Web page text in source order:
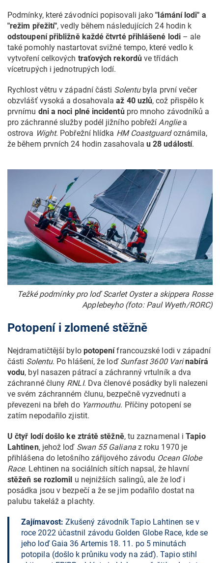
Podmínky, které závodníci popisovali jako"lámání lodi" a
"režim přežití", vedly během následujících 24 hodin k
odstoupení přibližně každé čtvrté přihlášené lodi– ale
také pomohly nastartovat svižné tempo, které vedlo k
vytvoření celkových traťových rekordůve třídách
vícetrupých i jednotrupých lodí.
Rychlost větru v západní části Solentubyla první večer
obzvlášť vysoká a dosahovalaaž 40 uzlů, což přispělo k
prvnímu dni a noci plné incidentůpro mnoho závodníků a
pro záchranné služby podél jižního pobřežíAngliea
ostrova Wight. Pobřežní hlídka HM Coastguardoznámila,
že během prvních 24 hodin zasahovala u 28 událostí.
Težké podmínky pro loď Scarlet Oyster a skippera Rosse
Applebeyho (foto: Paul Wyeth/RORC)
Potopení i zlomené stěžně
Nejdramatičtější bylo potopenífrancouzské lodi v západní
části Solentu. Po hlášení, že loď Sunfast 3600 Varinabírá
vodu, byl nasazen pátrací a záchranný vrtulník a dva
záchranné čluny RNLI. Dva členové posádky byli nalezeni
ve svém záchranném člunu, bezpečně vyzvednuti a
převezeni na břeh do Yarmouthu. Příčiny potopení se
zatím nepodařilo zjistit.
U čtyř lodí došlo ke ztrátě stěžně, tu zaznamenal iTapio
Lahtinen, jehož loď Swan 55 Galianaz roku 1970 je
přihlášena do letošního zářijového závodu Ocean Globe
Race. Lehtinen na sociálních sítích napsal, že hlavní
stěžeň se rozlomil u nejnižších salingů, ale že loď i
posádka jsou v bezpečí a že se jim podařilo dostat na
palubu takeláž a plachty.
Zajímavost: Zkušený závodník Tapio Lahtinen se v
roce 2022 účastnil závodu Golden Globe Race, kde se
jeho loď Gaia 36 Artemis 18. 11. po 5 minutách
potopila (došlo k průniku vody na záď). Tapio stihl